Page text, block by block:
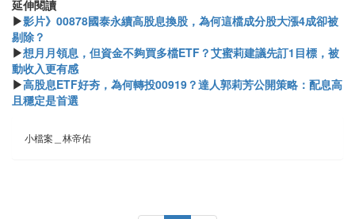
延伸閱讀
▶影片》00878國泰永續高股息換股，為何這檔成分股大漲4成卻被
剔除？
▶想月月領息，但資金不夠買多檔ETF？艾蜜莉建議先訂1目標，被
動收入更有感
▶高股息ETF好夯，為何轉投00919？達人郭莉芳公開策略：配息高
且穩定是首選
小檔案＿林帝佑